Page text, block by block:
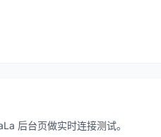
后台页做实时连接测试。